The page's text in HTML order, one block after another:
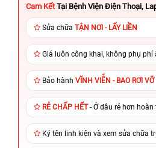
Cam Kết Tại Bệnh Viện Điện Thoại,
Sửa chữa TẬN NƠI - LẤY LIỀN
Giá luôn công khai, không phụ phí
Bảo hành VĨNH VIỄN - BAO RƠI VỠ
RẺ CHẤP HẾT- Ở đâu rẻ hơn hoàn
Ký tên linh kiện và xem sửa chữa